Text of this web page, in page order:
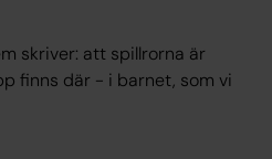
skriver: att spillrorna är
finns där - i barnet, som vi